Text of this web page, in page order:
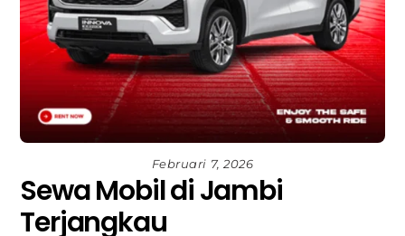
Februari 7, 2026
Sewa Mobil di Jambi
Terjangkau